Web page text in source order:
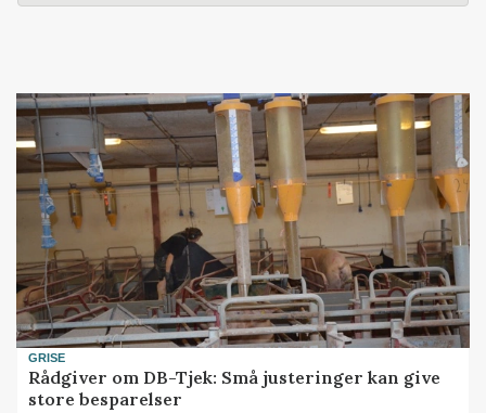
GRISE
Rådgiver om DB-Tjek: Små justeringer kan give
store besparelser